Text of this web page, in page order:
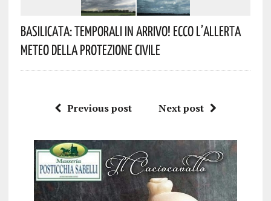
Basilicata: Temporali In Arrivo! Ecco L’allerta
Meteo Della Protezione Civile
Previous post Next post